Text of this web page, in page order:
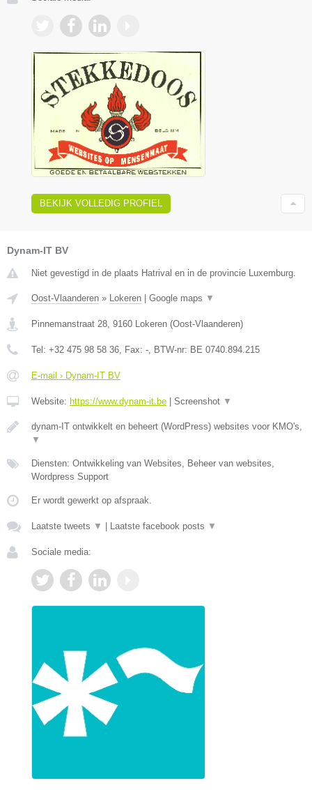
BEKIJK VOLLEDIG PROFIEL
Dynam-IT BV
Niet gevestigd in de plaats Hatrival en in de provincie Luxemburg.
Oost-Vlaanderen » Lokeren | Google maps ▼
Pinnemanstraat 28 9160 Lokeren (Oost-Vlaanderen)
Tel: +32 475 98 58 36 , Fax: - , BTW-nr: BE 0740.894.215
E-mail › Dynam-IT BV
Website: https://www.dynam-it.be | Screenshot ▼
dynam-IT ontwikkelt en beheert (WordPress) websites voor KMO's,
▼
Diensten: Ontwikkeling van Websites, Beheer van websites,
Wordpress Support
Er wordt gewerkt op afspraak.
Laatste tweets ▼ | Laatste facebook posts ▼
Sociale media: